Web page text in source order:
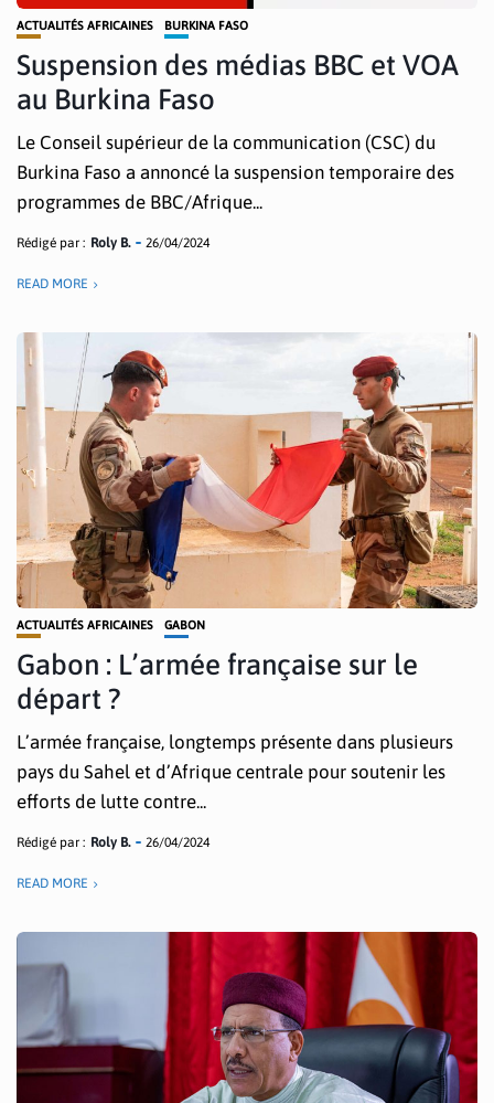
ACTUALITÉS AFRICAINES BURKINA FASO
Suspension des médias BBC et VOA
au Burkina Faso
Le Conseil supérieur de la communication (CSC) du
Burkina Faso a annoncé la suspension temporaire des
programmes de BBC/Afrique...
Rédigé par : Roly B. 26/04/2024
READ MORE
ACTUALITÉS AFRICAINES GABON
Gabon : L’armée française sur le
départ ?
L’armée française, longtemps présente dans plusieurs
pays du Sahel et d’Afrique centrale pour soutenir les
efforts de lutte contre...
Rédigé par : Roly B. 26/04/2024
READ MORE